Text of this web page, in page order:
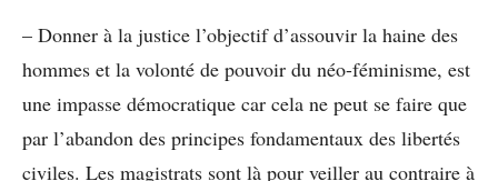
– Donner à la justice l’objectif d’assouvir la haine des
hommes et la volonté de pouvoir du néo-féminisme, est
une impasse démocratique car cela ne peut se faire que
par l’abandon des principes fondamentaux des libertés
civiles. Les magistrats sont là pour veiller au contraire à